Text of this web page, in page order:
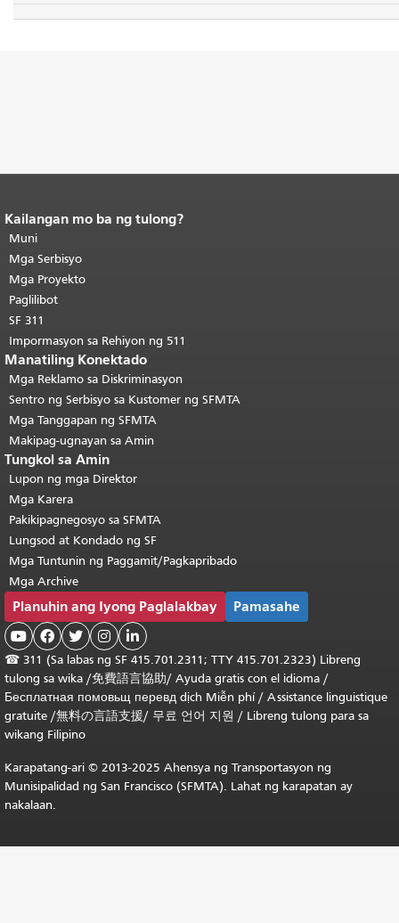
Katapusan ng nilalaman ng
pahina.
pahinang ito ay nauulit sa bawat
pahina.Bumalik sa tuktok ng
pangunahing nilalaman
Kailangan mo ba ng tulong?
Muni
Mga Serbisyo
Mga Proyekto
Paglilibot
SF 311
Impormasyon sa Rehiyon ng 511
Manatiling Konektado
Mga Reklamo sa Diskriminasyon
Sentro ng Serbisyo sa Kustomer ng SFMTA
Mga Tanggapan ng SFMTA
Makipag-ugnayan sa Amin
Tungkol sa Amin
Lupon ng mga Direktor
Mga Karera
Pakikipagnegosyo sa SFMTA
Lungsod at Kondado ng SF
Mga Tuntunin ng Paggamit/Pagkapribado
Mga Archive
Planuhin ang Iyong Paglalakbay Pamasahe
    
☎ 311 (Sa labas ng SF 415.701.2311; TTY 415.701.2323) Libreng
tulong sa wika /免費語言協助/ Ayuda gratis con el idioma /
Бесплатная помовьщ перевд dịch Miễn phí/ Assistance linguistique
gratuite /無料の言語支援/ 무료 언어 지원 / Libreng tulong para sa
wikang Filipino
Karapatang-ari © 2013-2025 Ahensya ng Transportasyon ng
Munisipalidad ng San Francisco (SFMTA). Lahat ng karapatan ay
nakalaan.